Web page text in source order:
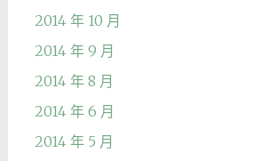
2014 年 10 月
2014 年 9 月
2014 年 8 月
2014 年 6 月
2014 年 5 月